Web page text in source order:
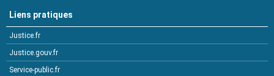
Liens pratiques
Justice.fr
Justice.gouv.fr
Service-public.fr